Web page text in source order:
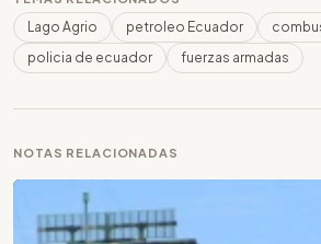
Lago Agrio petroleo Ecuador
policia de ecuador
fuerzas armadas
NOTAS RELACIONADAS